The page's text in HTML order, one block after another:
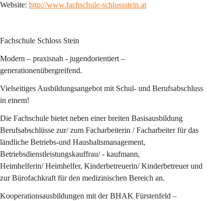
Website: http://www.fachschule-schlossstein.at
Fachschule Schloss Stein
Modern – praxisnah - jugendorientiert –
generationenübergreifend.
Vielseitiges Ausbildungsangebot mit Schul- und Berufsabschluss
in einem!
Die Fachschule bietet neben einer breiten Basisausbildung
Berufsabschlüsse zur/ zum Facharbeiterin / Facharbeiter für das
ländliche Betriebs-und Haushaltsmanagement,
Betriebsdienstleistungskauffrau/ - kaufmann,
Heimhelferin/ Heimhelfer, Kinderbetreuerin/ Kinderbetreuer und
zur Bürofachkraft für den medizinischen Bereich an.
Kooperationsausbildungen mit der BHAK Fürstenfeld –